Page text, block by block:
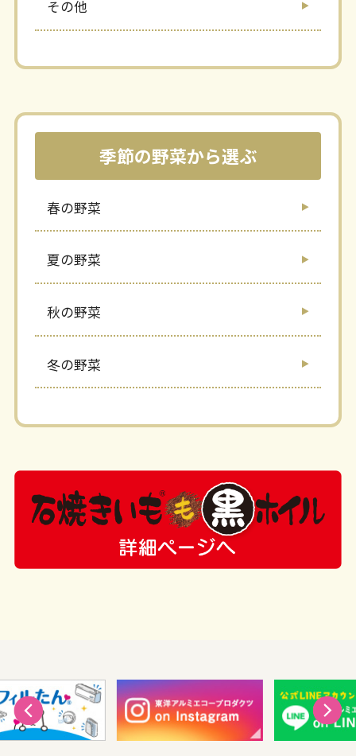
その他
季節の野菜から選ぶ
春の野菜
夏の野菜
秋の野菜
冬の野菜